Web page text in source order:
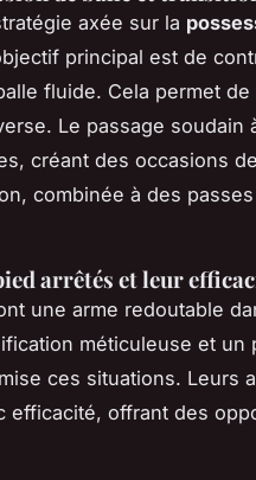
axée sur la
principal est de
fluide. Cela permet
Le passage soudain
créant des occasions
combinée à des
arrêtés et leur
une arme redoutable
méticuleuse et un
ces situations. Leurs
efficacité, offrant des